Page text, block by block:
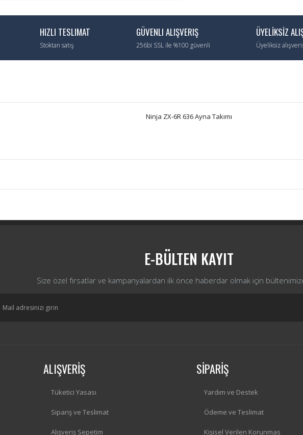
HIZLI TESLIMAT
Stoktan satış
GÜVENLI ALIŞVERIŞ
256bi SSL ile %100 güvenli
ÜYELİKSİZ
Üyeliksiz
Ninja ZX-6R 636 Ayna Takımı
E-BÜLTEN KAYIT
Size özel fırsatlar ve kampanyalardan ilk önce haberdar olmak için
ALIŞVERİŞ
Tüketici Yasası
Sipariş ve Teslimat
Alışveriş Sepetim
SİPARİŞ
Yardım ve Destek
Ödeme ve Teslimat
Kişisel Verilen Korunmas